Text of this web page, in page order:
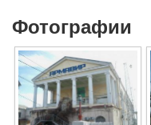
Фотографии